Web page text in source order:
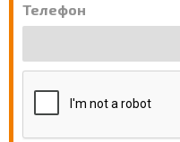
Телефон